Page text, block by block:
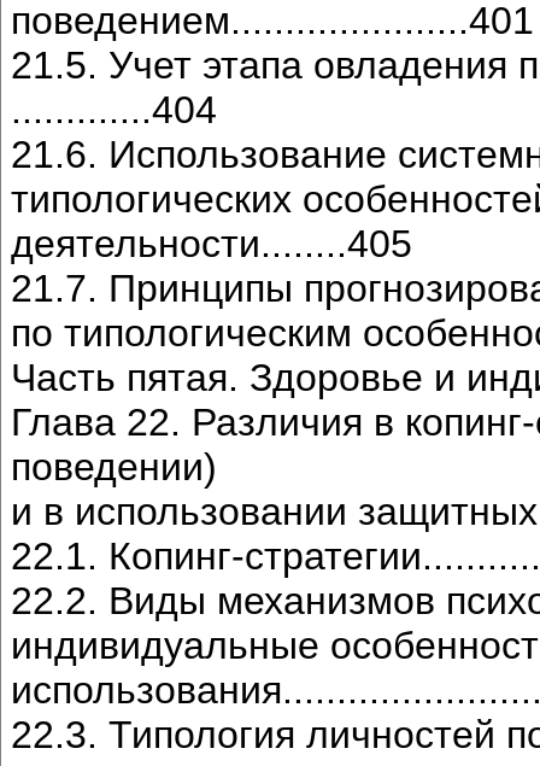
поведением......................401
21.5. Учет этапа
.............404
21.6. Использование
типологических
деятельности........405
21.7. Принципы
по типологическим
Часть пятая. Здоровье и
Глава 22. Различия в
поведении)
и в использовании
22.1. Копинг-
22.2. Виды механизмов
индивидуальные
22.3. Типология личностей